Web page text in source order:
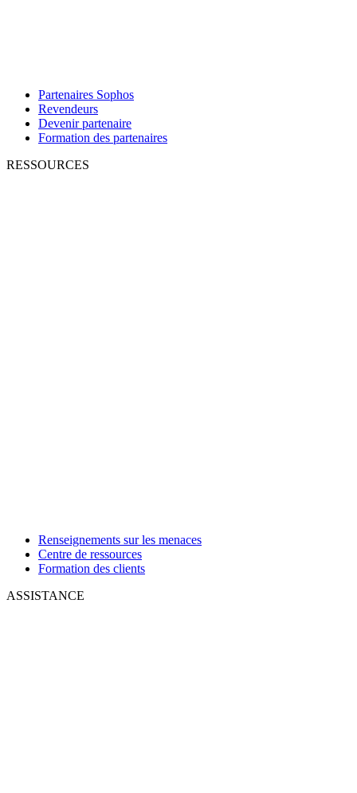
Partenaires Sophos
Revendeurs
Devenir partenaire
Formation des partenaires
RESSOURCES
Renseignements sur les menaces
Centre de ressources
Formation des clients
ASSISTANCE